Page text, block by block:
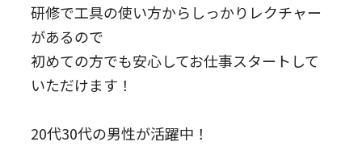
研修で工具の使い方からしっかりレクチャー
があるので
初めての方でも安心してお仕事スタートして
いただけます！
20代30代の男性が活躍中！